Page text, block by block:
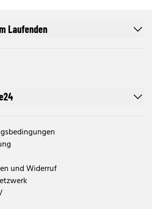
und Widerruf
Laufenden